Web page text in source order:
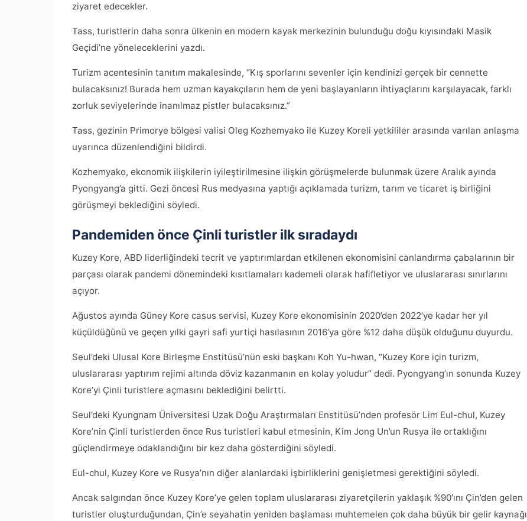
ziyaret edecekler.
Tass, turistlerin daha sonra ülkenin en modern kayak merkezinin bulunduğu doğu kıyısındaki Masik
Geçidi’ne yöneleceklerini yazdı.
Turizm acentesinin tanıtım makalesinde, “Kış sporlarını sevenler için kendinizi gerçek bir cennette
bulacaksınız! Burada hem uzman kayakçıların hem de yeni başlayanların ihtiyaçlarını karşılayacak, farklı
zorluk seviyelerinde inanılmaz pistler bulacaksınız.”
Tass, gezinin Primorye bölgesi valisi Oleg Kozhemyako ile Kuzey Koreli yetkililer arasında varılan anlaşma
uyarınca düzenlendiğini bildirdi.
Kozhemyako, ekonomik ilişkilerin iyileştirilmesine ilişkin görüşmelerde bulunmak üzere Aralık ayında
Pyongyang’a gitti. Gezi öncesi Rus medyasına yaptığı açıklamada turizm, tarım ve ticaret iş birliğini
görüşmeyi beklediğini söyledi.
Pandemiden önce Çinli turistler ilk sıradaydı
Kuzey Kore, ABD liderliğindeki tecrit ve yaptırımlardan etkilenen ekonomisini canlandırma çabalarının bir
parçası olarak pandemi dönemindeki kısıtlamaları kademeli olarak hafifletiyor ve uluslararası sınırlarını
açıyor.
Ağustos ayında Güney Kore casus servisi, Kuzey Kore ekonomisinin 2020’den 2022’ye kadar her yıl
küçüldüğünü ve geçen yılki gayri safi yurtiçi hasılasının 2016’ya göre %12 daha düşük olduğunu duyurdu.
Seul’deki Ulusal Kore Birleşme Enstitüsü’nün eski başkanı Koh Yu-hwan, “Kuzey Kore için turizm,
uluslararası yaptırım rejimi altında döviz kazanmanın en kolay yoludur” dedi. Pyongyang’ın sonunda Kuzey
Kore’yi Çinli turistlere açmasını beklediğini belirtti.
Seul’deki Kyungnam Üniversitesi Uzak Doğu Araştırmaları Enstitüsü’nden profesör Lim Eul-chul, Kuzey
Kore’nin Çinli turistlerden önce Rus turistleri kabul etmesinin, Kim Jong Un’un Rusya ile ortaklığını
güçlendirmeye odaklandığını bir kez daha gösterdiğini söyledi.
Eul-chul, Kuzey Kore ve Rusya’nın diğer alanlardaki işbirliklerini genişletmesi gerektiğini söyledi.
Ancak salgından önce Kuzey Kore’ye gelen toplam uluslararası ziyaretçilerin yaklaşık %90’ını Çin’den gelen
turistler oluşturduğundan, Çin’e seyahatin yeniden başlaması muhtemelen çok daha büyük bir gelir kaynağı